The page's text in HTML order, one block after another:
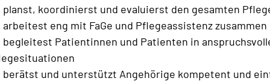
planst, koordinierst und evaluierst den gesamten
arbeitest eng mit FaGe und Pflegeassistenz zusammen
begleitest Patientinnen und Patienten in
berätst und unterstützt Angehörige kompetent und